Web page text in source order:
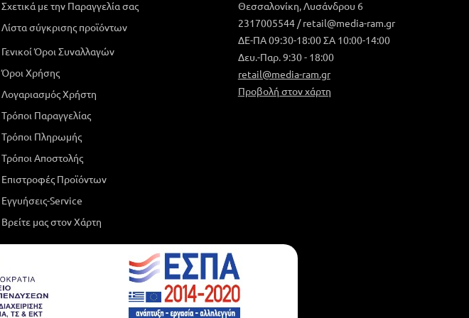
Σχετικά με την Παραγγελία σας
Λίστα σύγκρισης προϊόντων
Γενικοί Όροι Συναλλαγών
Όροι Χρήσης
Λογαριασμός Χρήστη
Τρόποι Παραγγελίας
Τρόποι Πληρωμής
Τρόποι Αποστολής
Επιστροφές Προϊόντων
Εγγυήσεις-Service
Βρείτε μας στον Χάρτη
Θεσσαλονίκη, Λυσάνδρου 6
2317005544 / retail@media-ram.gr
ΔΕ-ΠΑ 09:30-18:00 ΣΑ 10:00-14:00
Δευ.-Παρ. 9:30 - 18:00
retail@media-ram.gr
Προβολή στον χάρτη